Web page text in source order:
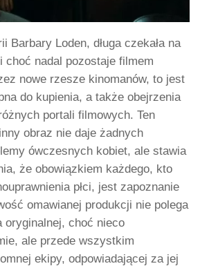
Barbary Loden, długa czekała na
choć nadal pozostaje filmem
nowe rzesze kinomanów, to jest
do kupienia, a także obejrzenia
portali filmowych. Ten
obraz nie daje żadnych
ówczesnych kobiet, ale stawia
że obowiązkiem każdego, kto
płci, jest zapoznanie
omawianej produkcji nie polega
oryginalnej, choć nieco
ale przede wszystkim
ekipy, odpowiadającej za jej